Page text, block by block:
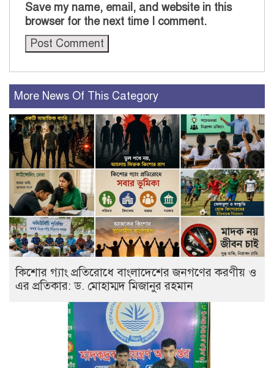
Save my name, email, and website in this
browser for the next time I comment.
More News Of This Category
কিশোর গ্যাং প্রতিরোধে বাংলাদেশের জনগণের করণীয় ও
এর প্রতিকার: ড. মোহাম্মদ মিজানুর রহমান